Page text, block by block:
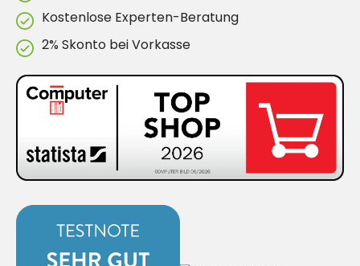
Kostenlose Experten-Beratung
2% Skonto bei Vorkasse